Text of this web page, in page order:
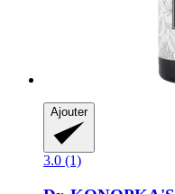
Ajouter
3.0 (1)